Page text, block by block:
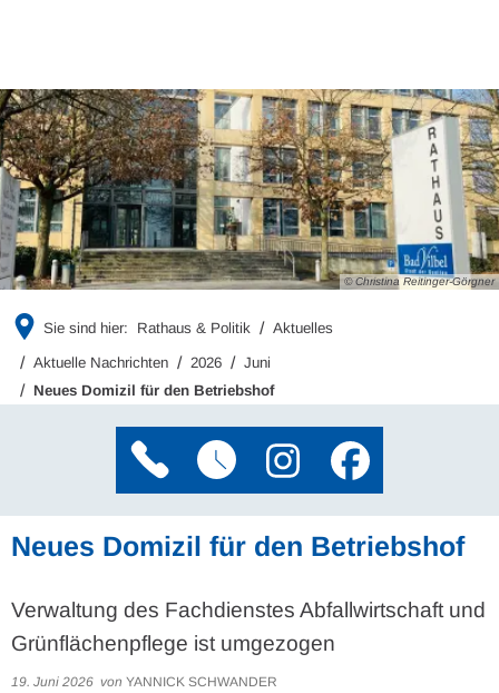
© Christina Reitinger-Görgner
Sie sind hier: Rathaus & Politik Aktuelles
Aktuelle Nachrichten 2026
Juni
Neues Domizil für den Betriebshof
Neues Domizil für den Betriebshof
Verwaltung des Fachdienstes Abfallwirtschaft und
Grünflächenpflege ist umgezogen
19. Juni 2026 von YANNICK SCHWANDER